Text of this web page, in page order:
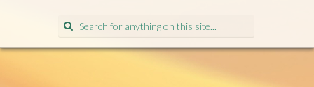
Search
for: